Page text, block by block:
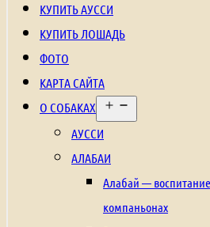
собаки,
щенки
среднеазиатской
овчарки,
щенки
КУПИТЬ АУССИ
КУПИТЬ ЛОШАДЬ
ФОТО
КАРТА САЙТА
О СОБАКАХ
АУССИ
АЛАБАИ
Алабай —
компаньонах